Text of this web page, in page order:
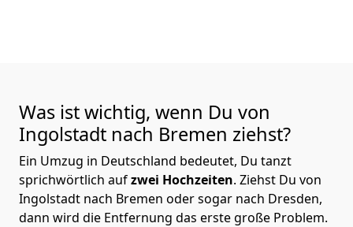
Was ist wichtig, wenn Du von
Ingolstadt nach Bremen ziehst?
Ein Umzug in Deutschland bedeutet, Du tanzt
sprichwörtlich aufzwei Hochzeiten. Ziehst Du von
Ingolstadt nach Bremen oder sogar nach Dresden,
dann wird die Entfernung das erste große Problem.